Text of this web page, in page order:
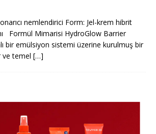
nemlendirici Form: Jel-krem hibrit
Formül Mimarisi HydroGlow Barrier
bir emülsiyon sistemi üzerine kurulmuş bir
ve temel […]